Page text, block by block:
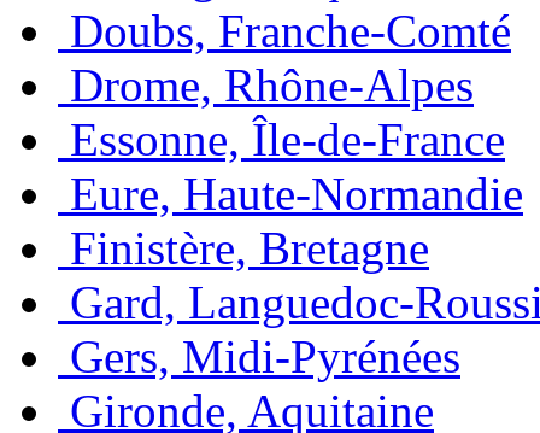
Doubs, Franche-Comté
Drome, Rhône-Alpes
Essonne, Île-de-France
Eure, Haute-Normandie
Finistère, Bretagne
Gard, Languedoc-
Gers, Midi-Pyrénées
Gironde, Aquitaine